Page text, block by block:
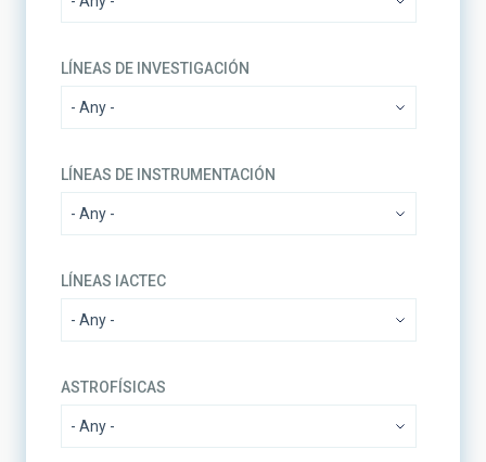
LÍNEAS DE INVESTIGACIÓN
LÍNEAS DE INSTRUMENTACIÓN
LÍNEAS IACTEC
ASTROFÍSICAS